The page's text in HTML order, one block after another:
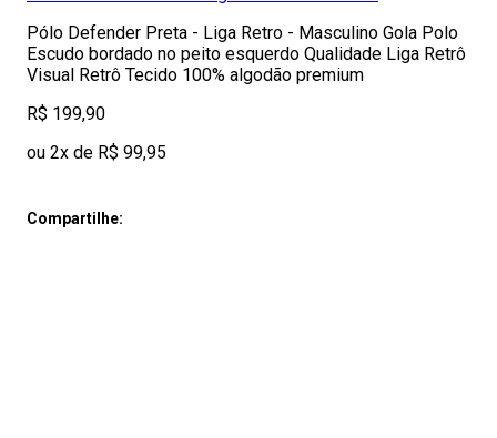
Pólo Defender Preta - Liga Retro - Masculino Gola Polo
Escudo bordado no peito esquerdo Qualidade Liga Retrô
Visual Retrô Tecido 100% algodão premium
R$ 199,90
ou 2x de R$ 99,95
Compartilhe: